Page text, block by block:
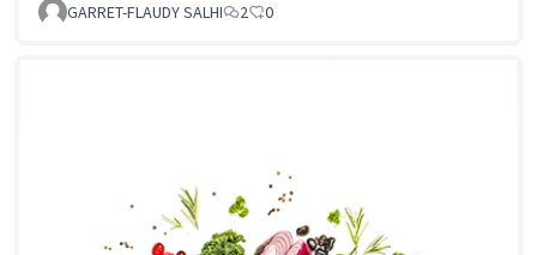
GARRET-FLAUDY SALHI 2 0